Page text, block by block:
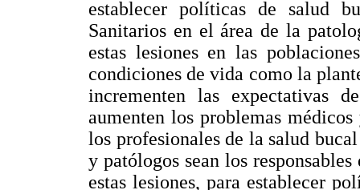
establecer políticas de salud
Sanitarios en el área de la
estas lesiones en las
condiciones de vida como la
incrementen las expectativas
aumenten los problemas
los profesionales de la salud
y patólogos sean los
estas lesiones, para establecer